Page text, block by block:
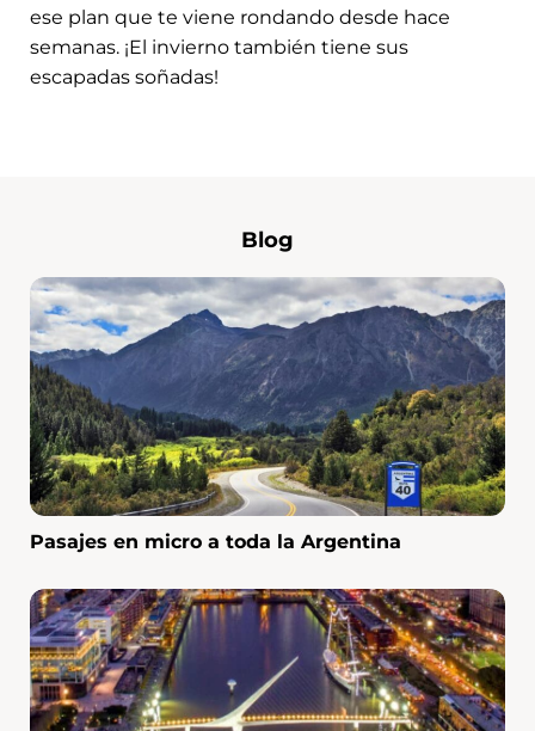
ese plan que te viene rondando desde hace
semanas. ¡El invierno también tiene sus
escapadas soñadas!
Blog
Pasajes en micro a toda la Argentina